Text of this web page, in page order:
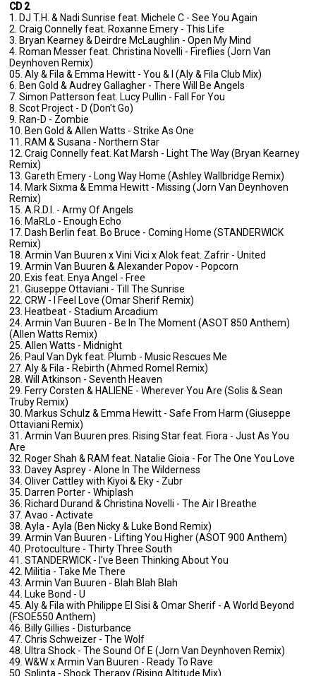
CD 2
1. DJ T.H. & Nadi Sunrise feat. Michele C - See You Again
2. Craig Connelly feat. Roxanne Emery - This Life
3. Bryan Kearney & Deirdre McLaughlin - Open My Mind
4. Roman Messer feat. Christina Novelli - Fireflies (Jorn Van
Deynhoven Remix)
05. Aly & Fila & Emma Hewitt - You & I (Aly & Fila Club Mix)
6. Ben Gold & Audrey Gallagher - There Will Be Angels
7. Simon Patterson feat. Lucy Pullin - Fall For You
8. Scot Project - D (Don't Go)
9. Ran-D - Zombie
10. Ben Gold & Allen Watts - Strike As One
11. RAM & Susana - Northern Star
12. Craig Connelly feat. Kat Marsh - Light The Way (Bryan Kearney
Remix)
13. Gareth Emery - Long Way Home (Ashley Wallbridge Remix)
14. Mark Sixma & Emma Hewitt - Missing (Jorn Van Deynhoven
Remix)
15. A.R.D.I. - Army Of Angels
16. MaRLo - Enough Echo
17. Dash Berlin feat. Bo Bruce - Coming Home (STANDERWICK
Remix)
18. Armin Van Buuren x Vini Vici x Alok feat. Zafrir - United
19. Armin Van Buuren & Alexander Popov - Popcorn
20. Exis feat. Enya Angel - Free
21. Giuseppe Ottaviani - Till The Sunrise
22. CRW - I Feel Love (Omar Sherif Remix)
23. Heatbeat - Stadium Arcadium
24. Armin Van Buuren - Be In The Moment (ASOT 850 Anthem)
(Allen Watts Remix)
25. Allen Watts - Midnight
26. Paul Van Dyk feat. Plumb - Music Rescues Me
27. Aly & Fila - Rebirth (Ahmed Romel Remix)
28. Will Atkinson - Seventh Heaven
29. Ferry Corsten & HALIENE - Wherever You Are (Solis & Sean
Truby Remix)
30. Markus Schulz & Emma Hewitt - Safe From Harm (Giuseppe
Ottaviani Remix)
31. Armin Van Buuren pres. Rising Star feat. Fiora - Just As You
Are
32. Roger Shah & RAM feat. Natalie Gioia - For The One You Love
33. Davey Asprey - Alone In The Wilderness
34. Oliver Cattley with Kiyoi & Eky - Zubr
35. Darren Porter - Whiplash
36. Richard Durand & Christina Novelli - The Air I Breathe
37. Avao - Activate
38. Ayla - Ayla (Ben Nicky & Luke Bond Remix)
39. Armin Van Buuren - Lifting You Higher (ASOT 900 Anthem)
40. Protoculture - Thirty Three South
41. STANDERWICK - I've Been Thinking About You
42. Militia - Take Me There
43. Armin Van Buuren - Blah Blah Blah
44. Luke Bond - U
45. Aly & Fila with Philippe El Sisi & Omar Sherif - A World Beyond
(FSOE550 Anthem)
46. Billy Gillies - Disturbance
47. Chris Schweizer - The Wolf
48. Ultra Shock - The Sound Of E (Jorn Van Deynhoven Remix)
49. W&W x Armin Van Buuren - Ready To Rave
50. Splinta - Shock Therapy (Rising Altitude Mix)